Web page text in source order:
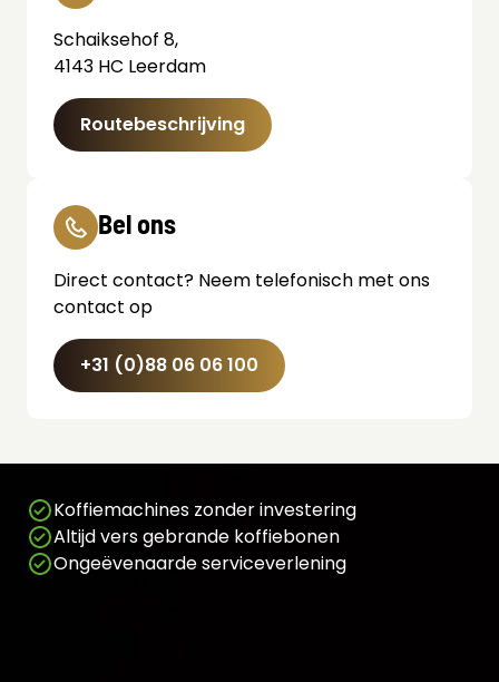
Schaiksehof 8,
4143 HC Leerdam
Routebeschrijving
Bel ons
Direct contact? Neem telefonisch met ons
contact op
+31 (0)88 06 06 100
Koffiemachines zonder investering
Altijd vers gebrande koffiebonen
Ongeëvenaarde serviceverlening